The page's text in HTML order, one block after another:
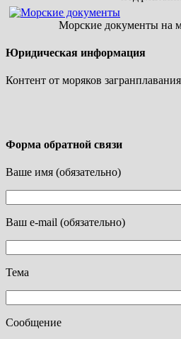
Морские документы на
Юридическая информация
Контент от моряков
Форма обратной связи
Ваше имя (обязательно)
Ваш e-mail (обязательно)
Тема
Сообщение